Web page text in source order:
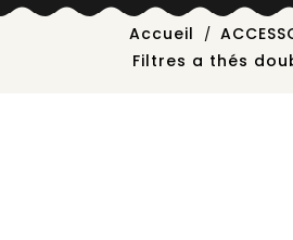
Accueil
Filtres a thés